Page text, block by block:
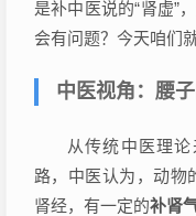
是补中医说的“肾虚”
会有问题？今天咱们
中医视角：腰
从传统中医理
路，中医认为，动物
肾经，有一定的补肾